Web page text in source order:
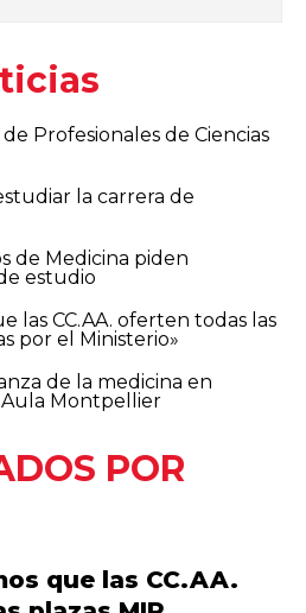
Profesionales de Ciencias
la carrera de
de Medicina piden
estudio
las CC.AA. oferten todas las
por el Ministerio»
de la medicina en
Aula Montpellier
POR
que las CC.AA.